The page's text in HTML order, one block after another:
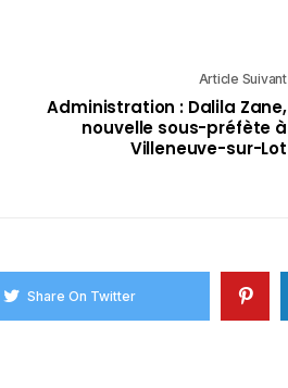
Article Suivant
Administration : Dalila Zane,
nouvelle sous-préfète à
Villeneuve-sur-Lot
Share On Twitter